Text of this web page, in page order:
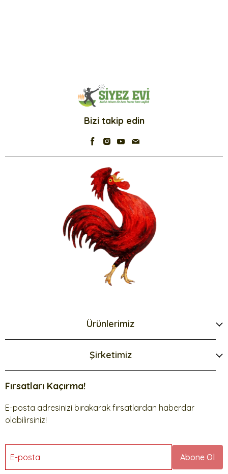
Bizi takip edin
Ürünlerimiz
Şirketimiz
Fırsatları Kaçırma!
E-posta adresinizi bırakarak fırsatlardan haberdar
olabilirsiniz!
E-posta Abone Ol